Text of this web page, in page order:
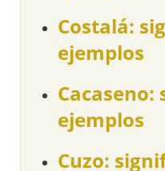
Costalá:
ejemplos
ejemplos
Cuzo: